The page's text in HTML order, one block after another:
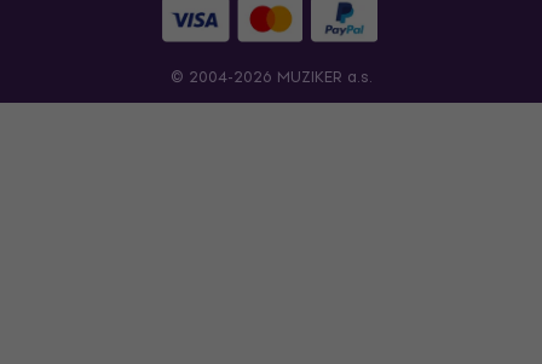
© 2004-2026 MUZIKER a.s.